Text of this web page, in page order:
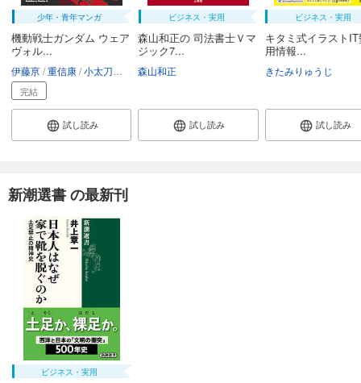
少年・青年マンガ
機動戦士ガンダム ウェア
ヴォル...
伊藤亰 重信康 小太刀右京（チーム・バレルロール） 矢立肇・富野由悠季
完結
試し読み
ビジネス・実用
森山和正の 司法書士Ｖマ
ジック7...
森山和正
試し読み
ビジネス・実用
キタミ式イラスト
用情報...
きたみりゅうじ
試し読み
新潮選書 の最新刊
ビジネス・実用